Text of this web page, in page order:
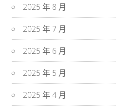
2025 年 8 月
2025 年 7 月
2025 年 6 月
2025 年 5 月
2025 年 4 月